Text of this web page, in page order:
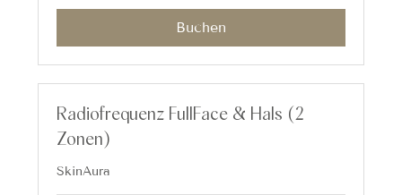
Buchen
Radiofrequenz FullFace & Hals (2
Zonen)
SkinAura